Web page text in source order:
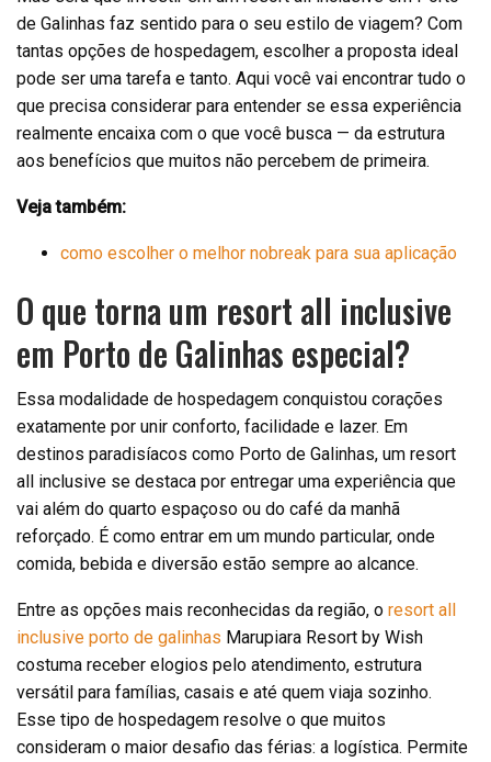
de Galinhas faz sentido para o seu estilo de viagem? Com
tantas opções de hospedagem, escolher a proposta ideal
pode ser uma tarefa e tanto. Aqui você vai encontrar tudo o
que precisa considerar para entender se essa experiência
realmente encaixa com o que você busca — da estrutura
aos benefícios que muitos não percebem de primeira.
Veja também:
como escolher o melhor nobreak para sua aplicação
O que torna um resort all inclusive
em Porto de Galinhas especial?
Essa modalidade de hospedagem conquistou corações
exatamente por unir conforto, facilidade e lazer. Em
destinos paradisíacos como Porto de Galinhas, um resort
all inclusive se destaca por entregar uma experiência que
vai além do quarto espaçoso ou do café da manhã
reforçado. É como entrar em um mundo particular, onde
comida, bebida e diversão estão sempre ao alcance.
Entre as opções mais reconhecidas da região, o resort all
inclusive porto de galinhas Marupiara Resort by Wish
costuma receber elogios pelo atendimento, estrutura
versátil para famílias, casais e até quem viaja sozinho.
Esse tipo de hospedagem resolve o que muitos
consideram o maior desafio das férias: a logística. Permite